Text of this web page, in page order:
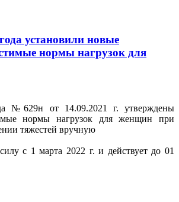
установили новые
нормы нагрузок для
№629н от 14.09.2021 г. утверждены
нормы нагрузок для женщин при
тяжестей вручную
с 1 марта 2022 г. и действует до 01